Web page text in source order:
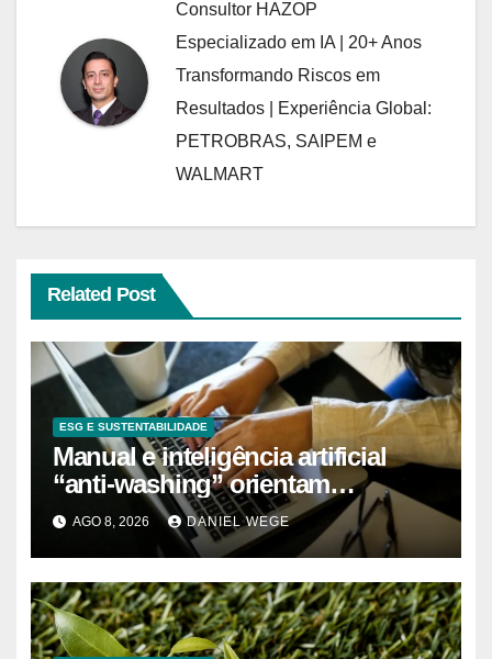
Consultor HAZOP
Especializado em IA | 20+ Anos
Transformando Riscos em
Resultados | Experiência Global:
PETROBRAS, SAIPEM e
WALMART
Related Post
ESG E SUSTENTABILIDADE
Manual e inteligência artificial
“anti-washing” orientam
empresas
AGO 8, 2026 DANIEL WEGE